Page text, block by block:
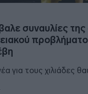
συναυλίες
για τους χιλιάδες